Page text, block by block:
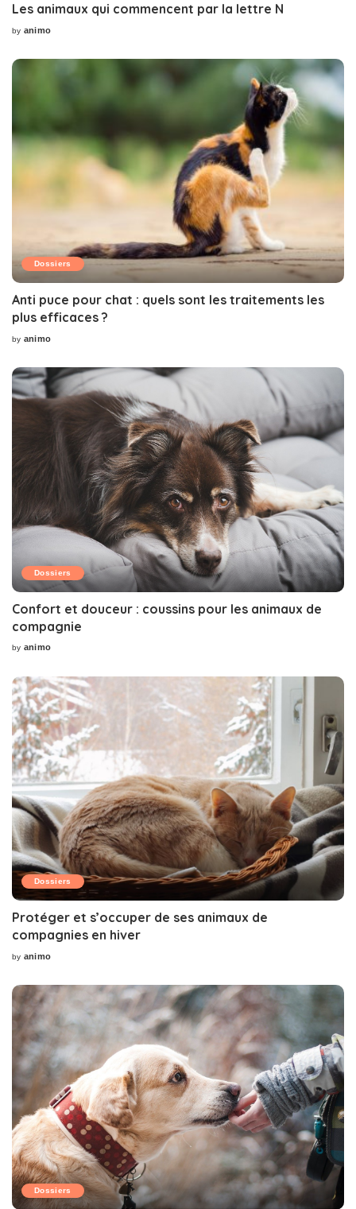
Les animaux qui commencent par la lettre N
Posted
by animo
Dossiers
Anti puce pour chat : quels sont les traitements les
plus efficaces ?
Posted
by animo
Dossiers
Confort et douceur : coussins pour les animaux de
compagnie
Posted
by animo
Dossiers
Protéger et s’occuper de ses animaux de
compagnies en hiver
Posted
by animo
Dossiers